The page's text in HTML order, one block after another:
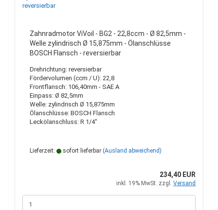
Zahnradmotor ViVoil - BG2 - 22,8ccm - Ø 82,5mm -
Welle zylindrisch Ø 15,875mm - Ölanschlüsse
BOSCH Flansch - reversierbar
Drehrichtung: reversierbar
Fördervolumen (ccm / U): 22,8
Frontflansch: 106,40mm - SAE A
Einpass: Ø 82,5mm
Welle: zylindrisch Ø 15,875mm
Ölanschlüsse: BOSCH Flansch
Leckölanschluss: R 1/4"
Lieferzeit: sofort lieferbar (Ausland abweichend)
234,40 EUR
inkl. 19% MwSt. zzgl. Versand